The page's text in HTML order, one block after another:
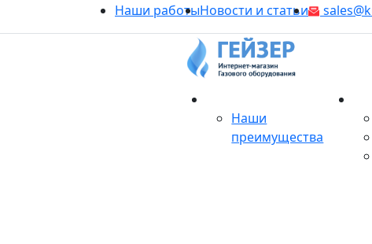
Наши работыНовости и статьи
Наши
преимущества